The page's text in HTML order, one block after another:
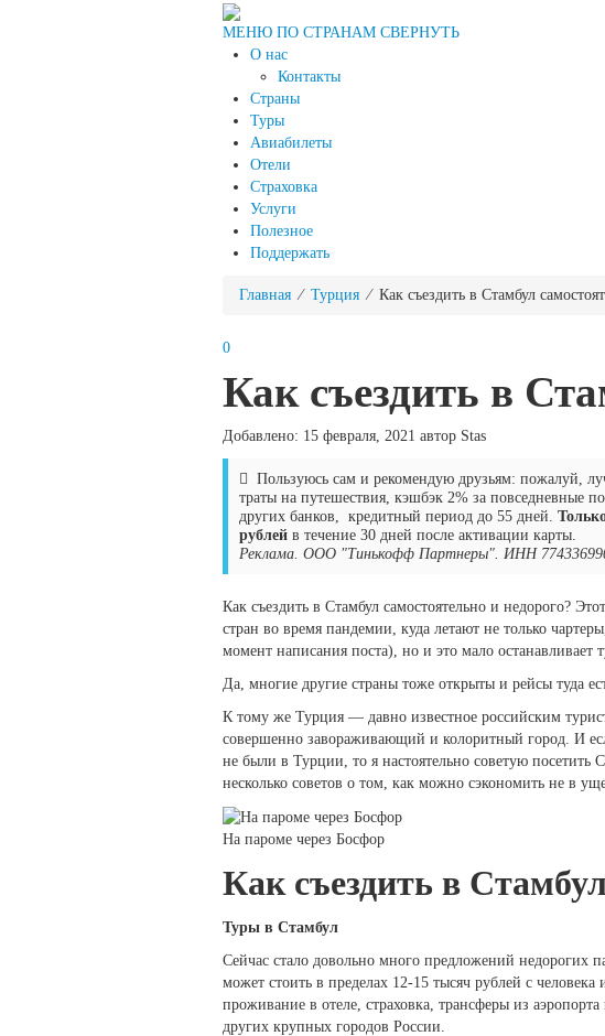
МЕНЮ ПО СТРАНАМ СВЕРНУТЬ
О нас
Контакты
Страны
Туры
Авиабилеты
Отели
Страховка
Услуги
Полезное
Поддержать
Главная ⁄ Турция ⁄ Как съездить в Стамбул
0
Как съездить в
Добавлено: 15 февраля, 2021 автор Stas
Пользуюсь сам и рекомендую друзьям: пожалуй,
траты на путешествия, кэшбэк 2% за повседневные
других банков, кредитный период до 55 дней.
рублей в течение 30 дней после активации карты.
Реклама. ООО "Тинькофф Партнеры". ИНН
Как съездить в Стамбул самостоятельно и недорого?
стран во время пандемии, куда летают не только
момент написания поста), но и это мало останавливает
Да, многие другие страны тоже открыты и рейсы туда
К тому же Турция — давно известное российским
совершенно завораживающий и колоритный город. И
не были в Турции, то я настоятельно советую
несколько советов о том, как можно сэкономить не в
На пароме через Босфор
Как съездить в
Туры в Стамбул
Сейчас стало довольно много предложений
может стоить в пределах 12-15 тысяч рублей с
проживание в отеле, страховка, трансферы из
других крупных городов России.